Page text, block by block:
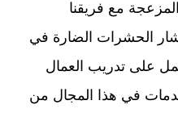
مع فريقنا
الحشرات الضارة في
على تدريب العمال
في هذا المجال من